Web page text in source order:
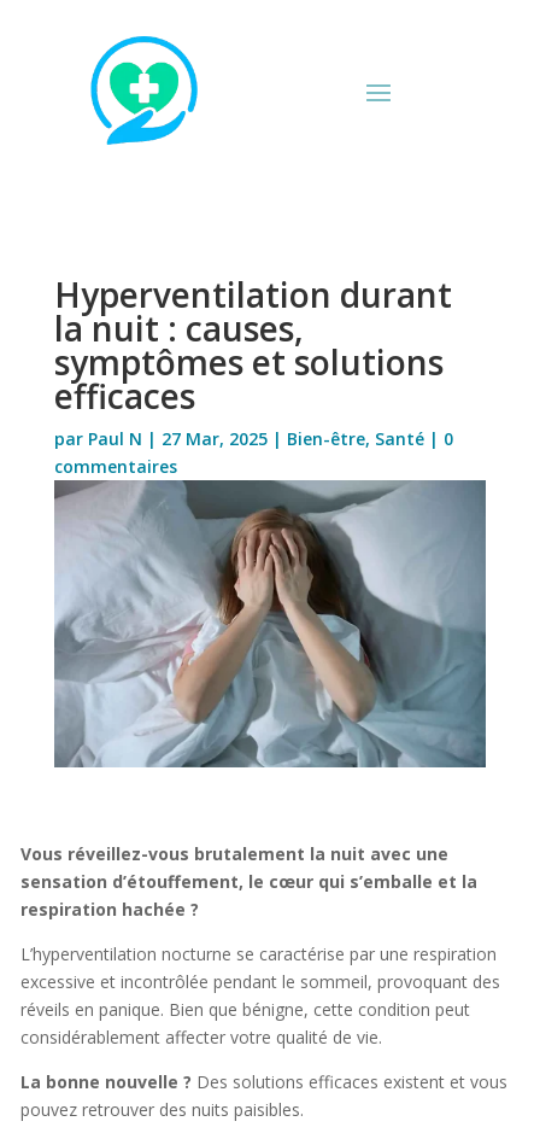
Hyperventilation durant
la nuit : causes,
symptômes et solutions
efficaces
par Paul N | 27 Mar, 2025| Bien-être, Santé| 0
commentaires
Vous réveillez-vous brutalement la nuit avec une
sensation d’étouffement, le cœur qui s’emballe et la
respiration hachée ?
L’hyperventilation nocturne se caractérise par une respiration
excessive et incontrôlée pendant le sommeil, provoquant des
réveils en panique. Bien que bénigne, cette condition peut
considérablement affecter votre qualité de vie.
La bonne nouvelle ? Des solutions efficaces existent et vous
pouvez retrouver des nuits paisibles.